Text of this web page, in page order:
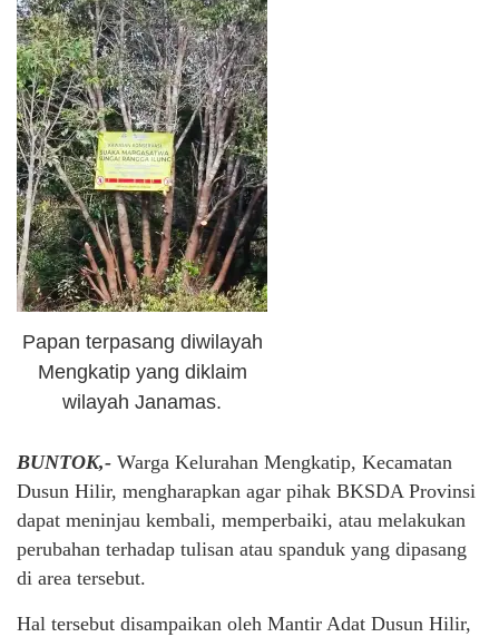
Papan terpasang diwilayah
Mengkatip yang diklaim
wilayah Janamas.
BUNTOK,- Warga Kelurahan Mengkatip, Kecamatan
Dusun Hilir, mengharapkan agar pihak BKSDA Provinsi
dapat meninjau kembali, memperbaiki, atau melakukan
perubahan terhadap tulisan atau spanduk yang dipasang
di area tersebut.
Hal tersebut disampaikan oleh Mantir Adat Dusun Hilir,